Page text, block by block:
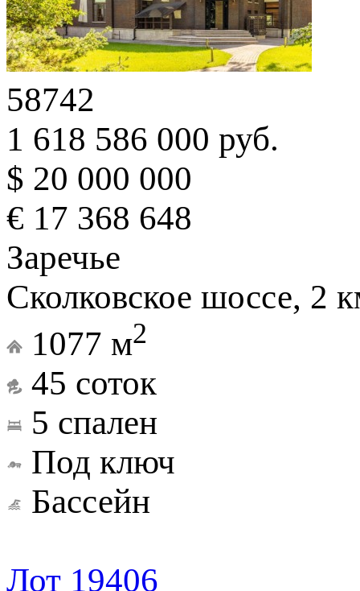
58742
1 618 586 000 руб.
$ 20 000 000
€ 17 368 648
Заречье
Сколковское шоссе, 2
1077 м2
45 соток
5 спален
Под ключ
Бассейн
Лот 19406